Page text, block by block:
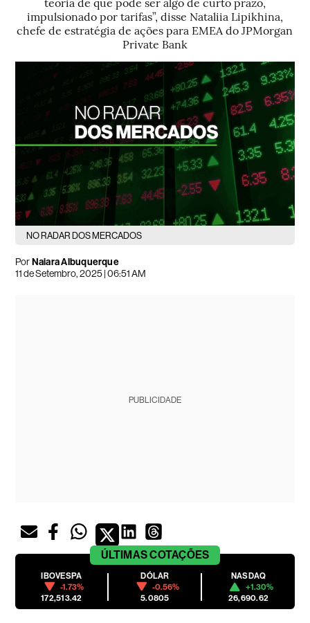
impulsionado por tarifas”, disse Nataliia Lipikhina,
chefe de estratégia de ações para EMEA do JPMorgan
Private Bank
NO RADAR DOS MERCADOS
PorNaiara Albuquerque
11 de Setembro, 2025 | 06:51 AM
PUBLICIDADE
ÚLTIMASCOTAÇÕES
IBOVESPA
-1.73%
172,513.42
DÓLAR
-0.56%
5.0805
NASDAQ
+1.30%
26,690.62